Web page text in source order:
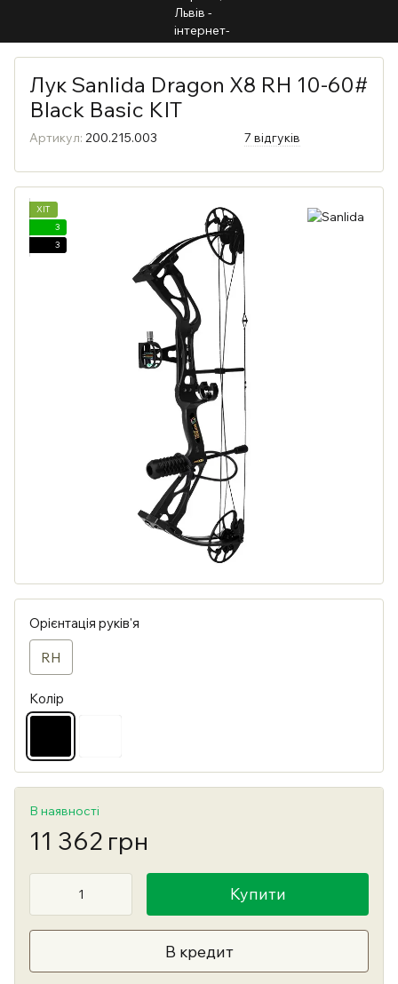
Лук Sanlida Dragon X8 RH 10-60#
Black Basic KIT
Артикул: 200.215.003 7 відгуків
ХІТ
3
3
Орієнтація руків'я
RH
Колір
В наявності
11 362 грн
Купити
В кредит